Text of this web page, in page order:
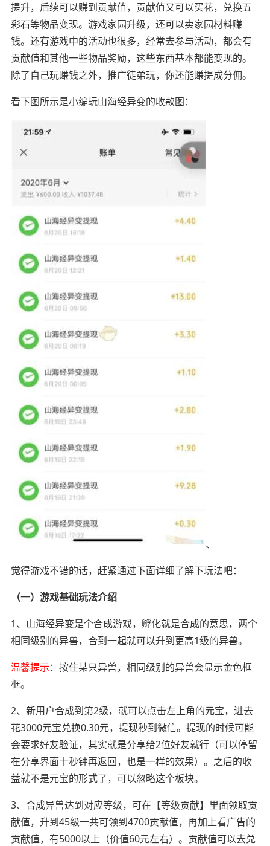
提升，后续可以赚到贡献值，贡献值又可以买花，兑换五
彩石等物品变现。游戏家园升级，还可以卖家园材料赚
钱。还有游戏中的活动也很多，经常去参与活动，都会有
贡献值和其他一些物品奖励，这些东西基本都能变现的。
除了自己玩赚钱之外，推广徒弟玩，你还能赚提成分佣。
看下图所示是小编玩山海经异变的收款图：
、
觉得游戏不错的话，赶紧通过下面详细了解下玩法吧：
（一）游戏基础玩法介绍
1、山海经异变是个合成游戏，孵化就是合成的意思，两个
相同级别的异兽，合到一起就可以升到更高1级的异兽。
温馨提示：按住某只异兽，相同级别的异兽会显示金色框
框。
2、新用户合成到第2级，就可以点击左上角的元宝，进去
花3000元宝兑换0.30元，提现秒到微信。提现的时候可能
会要求好友验证，其实就是分享给2位好友就行（可以停留
在分享界面十秒钟再返回，也是一样的效果）。之后的收
益就不是元宝的形式了，可以忽略这个板块。
3、合成异兽达到对应等级，可在【等级贡献】里面领取贡
献值，升到45级一共可领到4700贡献值，再加上看广告的
贡献值，有5000以上（价值60元左右）。贡献值可以去兑